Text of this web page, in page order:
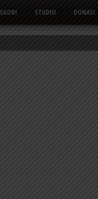
STUDIO DONASI